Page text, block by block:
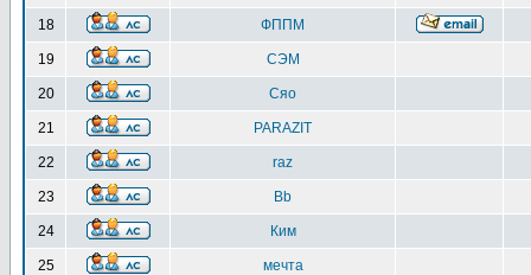
18 ФППМ
19 СЭМ
20 Сяо
21 PARAZIT
22 raz
23 Bb
24 Ким
25 мечта